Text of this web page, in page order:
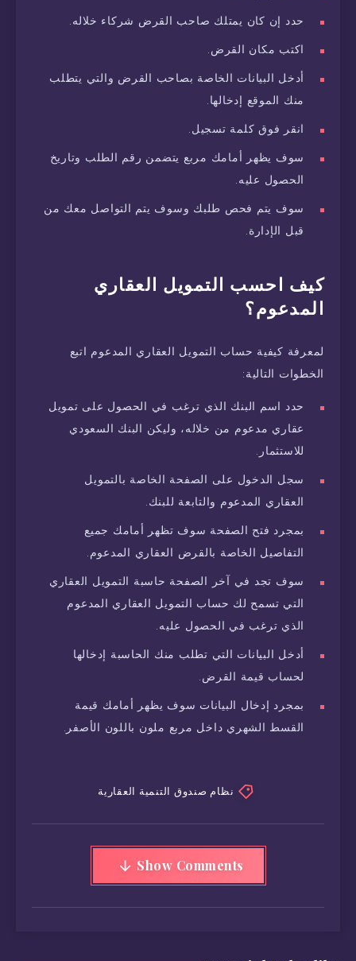
حدد إن كان يمتلك صاحب القرض شركاء خلاله.
اكتب مكان القرض.
أدخل البيانات الخاصة بصاحب القرض والتي يتطلب
منك الموقع إدخالها.
انقر فوق كلمة تسجيل.
سوف يظهر أمامك مربع يتضمن رقم الطلب وتاريخ
الحصول عليه.
سوف يتم فحص طلبك وسوف يتم التواصل معك من
قبل الإدارة.
كيف احسب التمويل العقاري
المدعوم؟
لمعرفة كيفية حساب التمويل العقاري المدعوم اتبع
الخطوات التالية:
حدد اسم البنك الذي ترغب في الحصول على تمويل
عقاري مدعوم من خلاله، وليكن البنك السعودي
للاستثمار.
سجل الدخول على الصفحة الخاصة بالتمويل
العقاري المدعوم والتابعة للبنك.
بمجرد فتح الصفحة سوف تظهر أمامك جميع
التفاصيل الخاصة بالقرض العقاري المدعوم.
سوف تجد في آخر الصفحة حاسبة التمويل العقاري
التي تسمح لك حساب التمويل العقاري المدعوم
الذي ترغب في الحصول عليه.
أدخل البيانات التي تطلب منك الحاسبة إدخالها
لحساب قيمة القرض.
بمجرد إدخال البيانات سوف يظهر أمامك قيمة
القسط الشهري داخل مربع ملون باللون الأصفر.
نظام صندوق التنمية العقارية
Show Comments